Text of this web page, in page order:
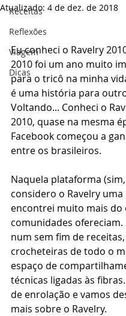
Receitas
Reflexões
Viagem
Dicas
Atualizado: 4 de dez. de 2018
Eu conheci o Ravelry
2010 foi um ano muito
para o tricô na minha
é uma história para
Voltando... Conheci o
2010, quase na mesma
Facebook começou a
entre os brasileiros.
Naquela plataforma
considero o Ravelry
encontrei muito mais do
comunidades ofereciam.
num sem fim de
crocheteiras de todo o
espaço de
técnicas ligadas às
de enrolação e vamos
mais sobre o Ravelry.